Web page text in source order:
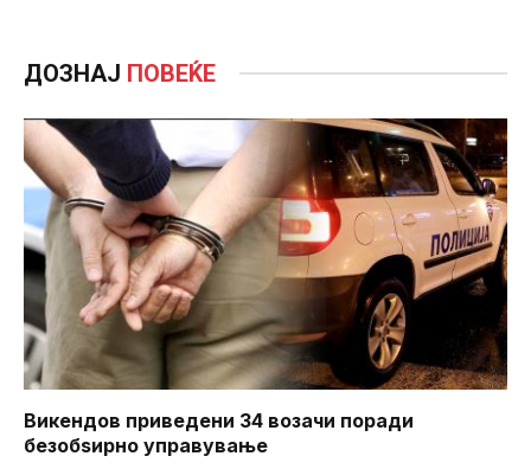
ДОЗНАЈ ПОВЕЌЕ
Викендов приведени 34 возачи поради
безобѕирно управување